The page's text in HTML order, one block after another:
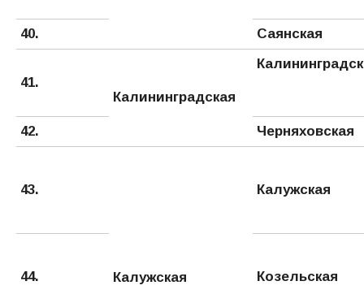
40. Саянская
41.
Калининградская
42. Черняховская
43.
Калужская
Калужская
44. Козельская